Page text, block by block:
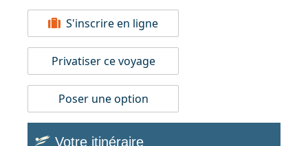
S'inscrire en ligne
Privatiser ce voyage
Poser une option
Votre itinéraire